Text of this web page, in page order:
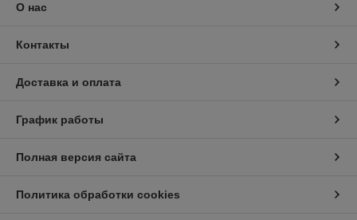
О нас
Контакты
Доставка и оплата
График работы
Полная версия сайта
Политика обработки cookies